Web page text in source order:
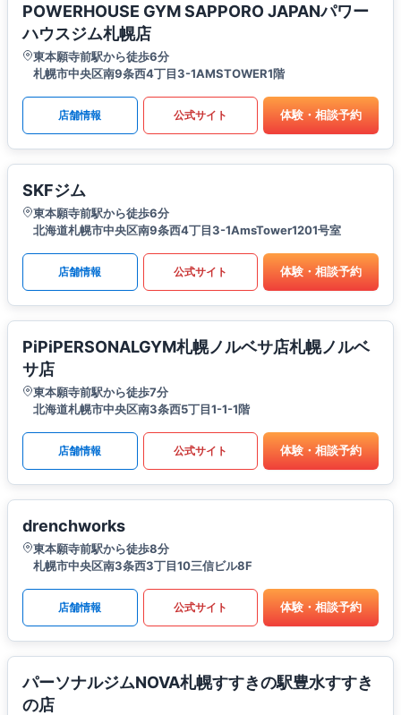
POWERHOUSE GYM SAPPORO JAPANパワー
ハウスジム札幌店
東本願寺前駅から徒歩6分
札幌市中央区南9条西4丁目3-1AMSTOWER1階
店舗情報 公式サイト 体験・相談予約
SKFジム
東本願寺前駅から徒歩6分
北海道札幌市中央区南9条西4丁目3-1AmsTower1201号室
店舗情報 公式サイト 体験・相談予約
PiPiPERSONALGYM札幌ノルベサ店札幌ノルベ
サ店
東本願寺前駅から徒歩7分
北海道札幌市中央区南3条西5丁目1-1-1階
店舗情報 公式サイト 体験・相談予約
drenchworks
東本願寺前駅から徒歩8分
札幌市中央区南3条西3丁目10三信ビル8F
店舗情報 公式サイト 体験・相談予約
パーソナルジムNOVA札幌すすきの駅豊水すすき
の店